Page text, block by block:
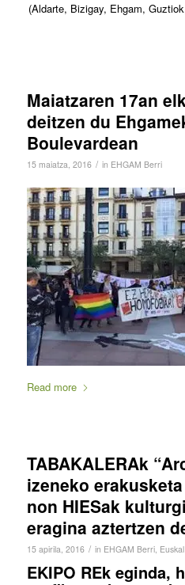
(Aldarte, Bizigay, Ehgam,
Maiatzaren 17an
deitzen du
Boulevardean
15 maiatza, 2016 / in EHGAM Berri
Read more
TABAKALERAk
izeneko
non HIESak
eragina aztertzen
15 apirila, 2016 / in EHGAM Berri,
EKIPO REk eginda,